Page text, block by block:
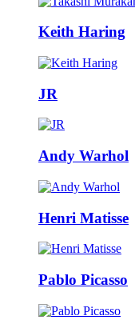
Keith Haring
JR
Andy Warhol
Henri Matisse
Pablo Picasso